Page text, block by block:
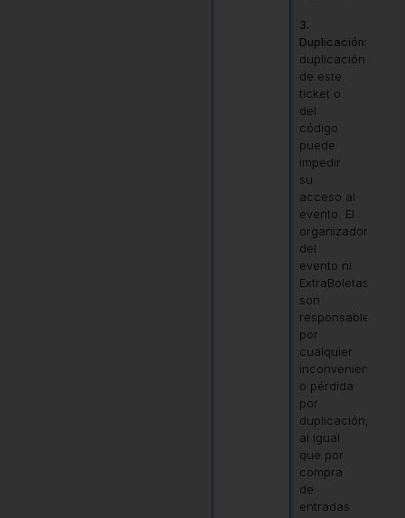
3.
Duplicación:
duplicación
de este
ticket o
del
código
puede
impedir
su
acceso al
evento. El
organizador
del
evento ni
ExtraBoletas
son
responsables
por
cualquier
inconveniente
o pérdida
por
duplicación,
al igual
que por
compra
de
entradas